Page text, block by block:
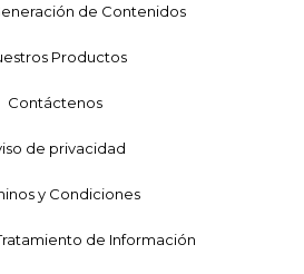
de Contenidos
Productos
Contáctenos
de privacidad
y Condiciones
de Información